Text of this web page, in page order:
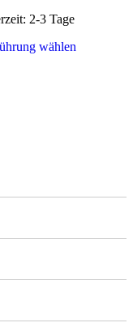
2-3 Tage
wählenDieses
werden